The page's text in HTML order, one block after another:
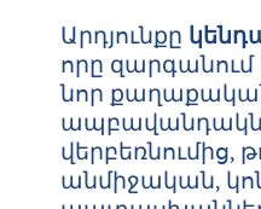
Արդյունքը
որը զարգանում
նոր
վերբեռնումից,
անմիջական,